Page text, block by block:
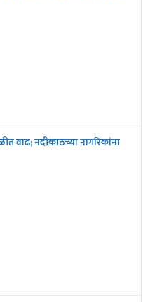
वाढ; नदीकाठच्या नागरिकांना